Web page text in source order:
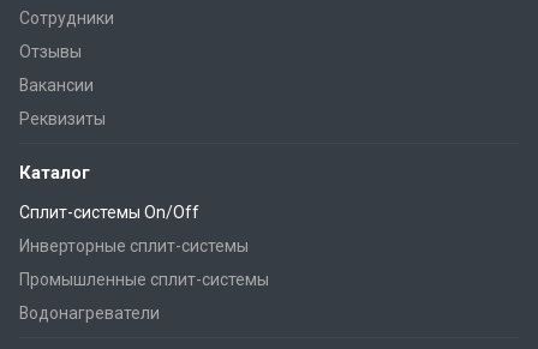
Сотрудники
Отзывы
Вакансии
Реквизиты
Каталог
Сплит-системы On/Off
Инверторные сплит-системы
Промышленные сплит-системы
Водонагреватели